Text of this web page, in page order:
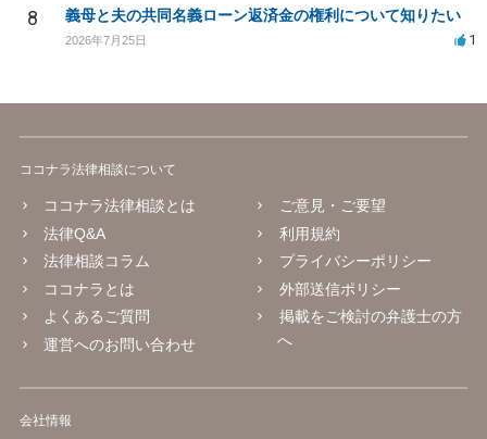
8 義母と夫の共同名義ローン返済金の権利について知りたい
2026年7月25日 1
ココナラ法律相談について
ココナラ法律相談とは
法律Q&A
法律相談コラム
ココナラとは
よくあるご質問
運営へのお問い合わせ
ご意見・ご要望
利用規約
プライバシーポリシー
外部送信ポリシー
掲載をご検討の弁護士の方
へ
会社情報